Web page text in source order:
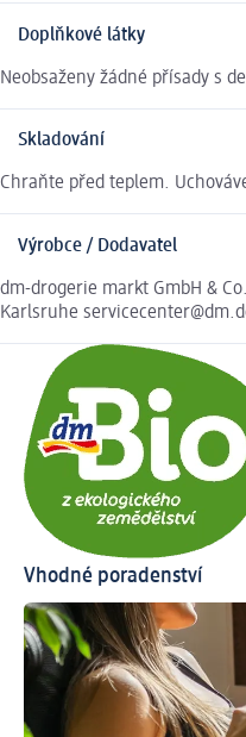
Doplňkové látky
Neobsaženy žádné přísady s
Skladování
Chraňte před teplem.
Výrobce / Dodavatel
dm-drogerie markt GmbH &
Karlsruhe
Vhodné poradenství